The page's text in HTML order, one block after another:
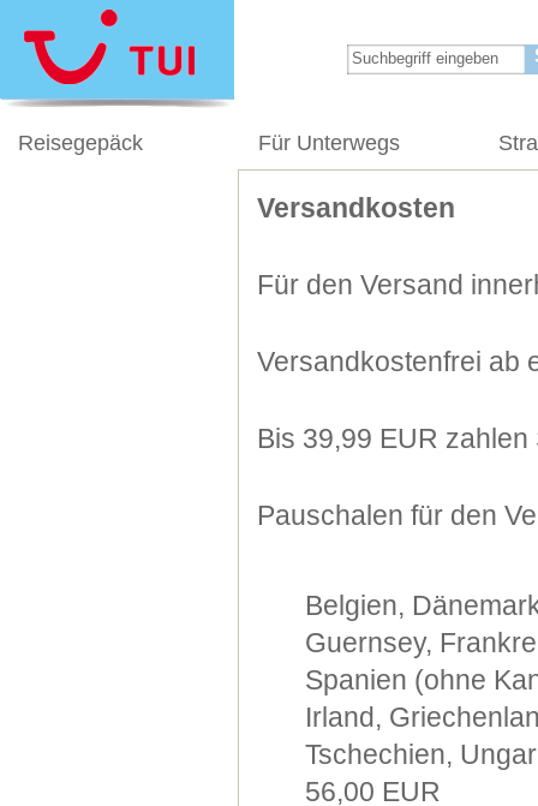
Reisegepäck Für Unterwegs
Versandkosten
Für den Versand
Versandkostenfrei ab
Bis 39,99 EUR
Pauschalen für den
Belgien,
Guernsey,
Spanien (ohne
Irland,
Tschechien,
56,00 EUR